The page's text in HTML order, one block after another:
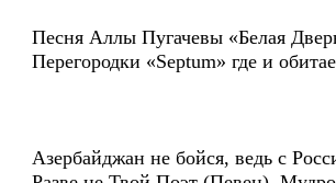
Песня Аллы Пугачевы «Белая
Перегородки «Septum» где и
Азербайджан не бойся, ведь с